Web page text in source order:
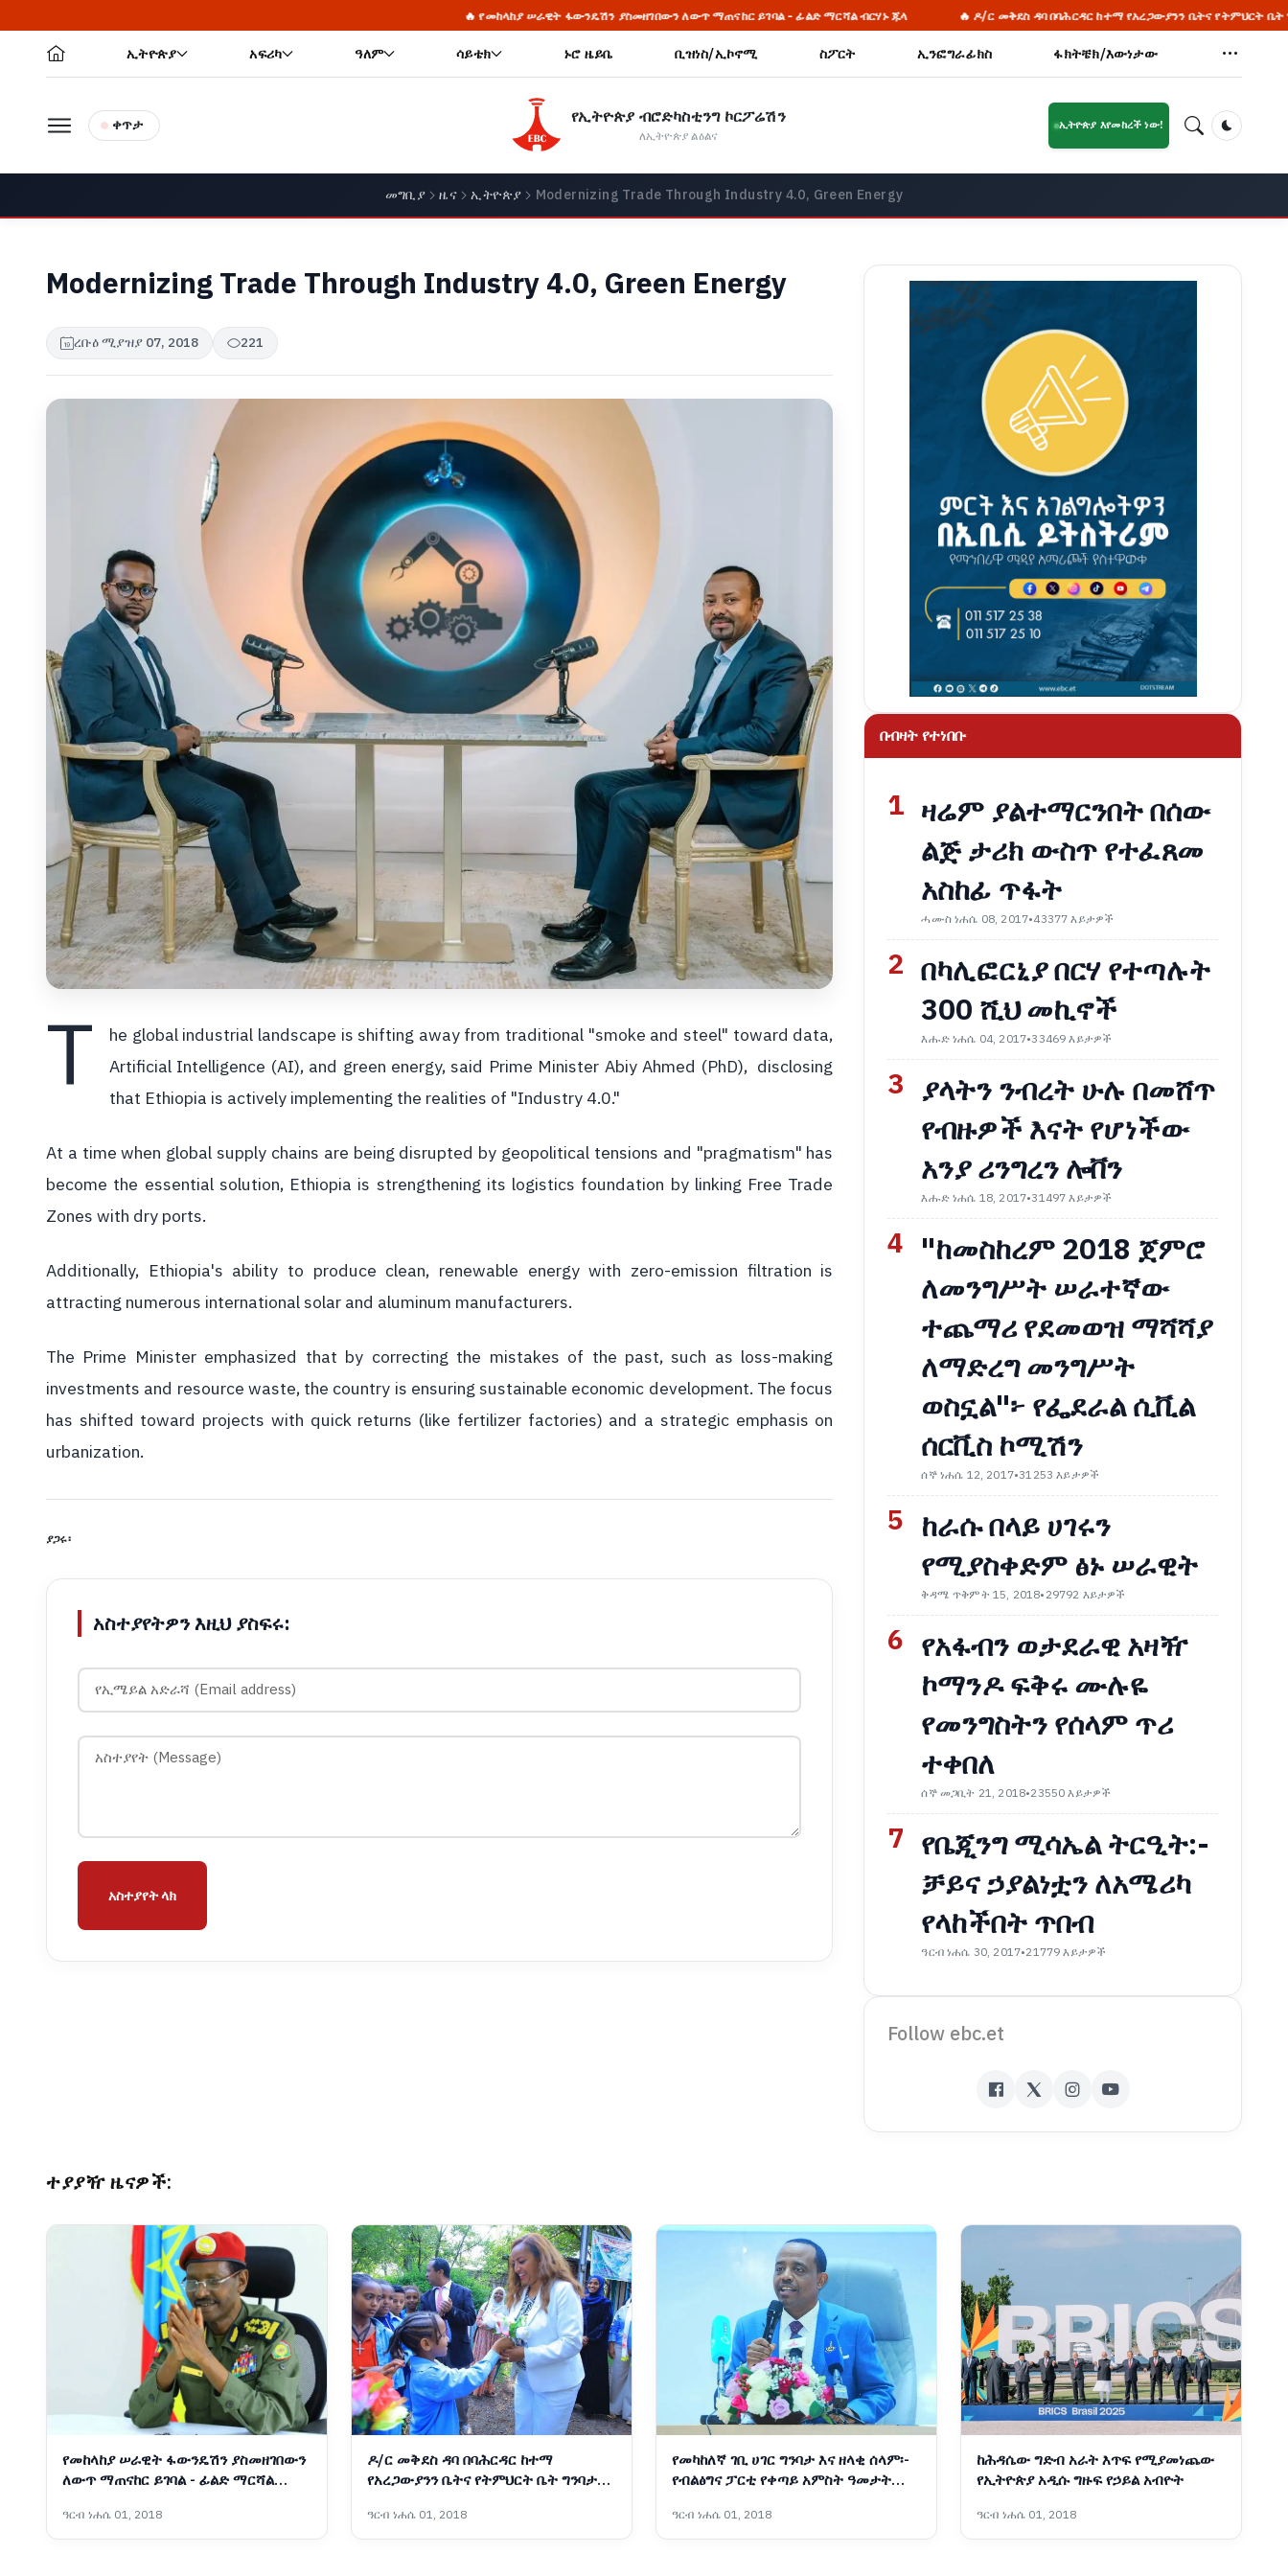
🔥 የመከላከያ ሠራዊት ፋውንዴሽን ያስመዘገበውን ለውጥ ማጠናከር ይገባል - ፊልድ ማርሻል ብርሃኑ ጁላ 🔥 ዶ/ር መቅደስ ዳባ በባሕርዳር ከተማ የአረጋውያንን ቤትና የትምህርት ቤት ግንባታ አስጀመሩ
ኢትዮጵያ አፍሪካ ዓለም ሳይቴክ ኑሮ ዜይቤ ቢዝነስ/ኢኮኖሚ ስፖርት ኢንፎግራፊክስ ፋክትቼክ/እውነታው
ቀጥታ የኢትዮጵያ ብሮድካስቲንግ ኮርፖሬሽን
ለኢትዮጵያ ልዕልና
ኢትዮጵያ እየመከረች ነው!
Dark
መግቢያ ዜና ኢትዮጵያ Modernizing Trade Through Industry 4.0, Green Energy
Modernizing Trade Through Industry 4.0, Green Energy
ረቡዕ ሚያዝያ 07, 2018 221
T
he global industrial landscape is shifting away from traditional "smoke and steel" toward data,
Artificial Intelligence (AI), and green energy, said Prime Minister Abiy Ahmed (PhD), disclosing
that Ethiopia is actively implementing the realities of "Industry 4.0."
At a time when global supply chains are being disrupted by geopolitical tensions and "pragmatism" has
become the essential solution, Ethiopia is strengthening its logistics foundation by linking Free Trade
Zones with dry ports.
Additionally, Ethiopia's ability to produce clean, renewable energy with zero-emission filtration is
attracting numerous international solar and aluminum manufacturers.
The Prime Minister emphasized that by correcting the mistakes of the past, such as loss-making
investments and resource waste, the country is ensuring sustainable economic development. The focus
has shifted toward projects with quick returns (like fertilizer factories) and a strategic emphasis on
urbanization.
ያጋሩ፡
አስተያየትዎን እዚህ ያስፍሩ:
አስተያየት ላክ
በብዛት የተነበቡ
1 ዛሬም ያልተማርንበት በሰው
ልጅ ታሪክ ውስጥ የተፈጸመ
አስከፊ ጥፋት
ሓሙስ ነሐሴ 08, 2017•43377 እይታዎች
2 በካሊፎርኒያ በርሃ የተጣሉት
300 ሺህ መኪኖች
እሑድ ነሐሴ 04, 2017•33469 እይታዎች
3 ያላትን ንብረት ሁሉ በመሸጥ
የብዙዎች እናት የሆነችው
አንያ ሪንግረን ሎቨን
እሑድ ነሐሴ 18, 2017•31497 እይታዎች
4 "ከመስከረም 2018 ጀምሮ
ለመንግሥት ሠራተኛው
ተጨማሪ የደመወዝ ማሻሻያ
ለማድረግ መንግሥት
ወስኗል"፦ የፌደራል ሲቪል
ሰርቪስ ኮሚሽን
ሰኞ ነሐሴ 12, 2017•31253 እይታዎች
5 ከራሱ በላይ ሀገሩን
የሚያስቀድም ፅኑ ሠራዊት
ቅዳሜ ጥቅምት 15, 2018•29792 እይታዎች
6 የአፋብን ወታደራዊ አዛዥ
ኮማንዶ ፍቅሩ ሙሉዬ
የመንግስትን የሰላም ጥሪ
ተቀበለ
ሰኞ መጋቢት 21, 2018•23550 እይታዎች
7 የቤጂንግ ሚሳኤል ትርዒት:-
ቻይና ኃያልነቷን ለአሜሪካ
የላከችበት ጥበብ
ዓርብ ነሐሴ 30, 2017•21779 እይታዎች
Follow ebc.et
ተያያዥ ዜናዎች:
የመከላከያ ሠራዊት ፋውንዴሽን ያስመዘገበውን
ለውጥ ማጠናከር ይገባል - ፊልድ ማርሻል
ዓርብ ነሐሴ 01, 2018
ዶ/ር መቅደስ ዳባ በባሕርዳር ከተማ
የአረጋውያንን ቤትና የትምህርት ቤት ግንባታ
ዓርብ ነሐሴ 01, 2018
የመካከለኛ ገቢ ሀገር ግንባታ እና ዘላቂ ሰላም፡-
የብልፅግና ፓርቲ የቀጣይ አምስት ዓመታት
ዓርብ ነሐሴ 01, 2018
ከሕዳሴው ግድብ አራት እጥፍ የሚያመነጨው
የኢትዮጵያ አዲሱ ግዙፍ የኃይል አብዮት
ዓርብ ነሐሴ 01, 2018